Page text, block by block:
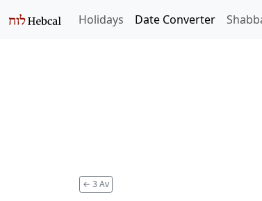
Holidays Date Converter
← 3 Av